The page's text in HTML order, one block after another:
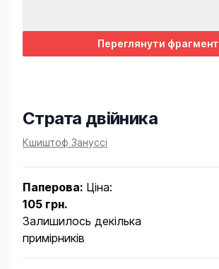
Переглянути фрагмент
Страта двійника
Product information
Кшиштоф Зануссі
Паперова: Ціна:
105 грн.
Залишилось декілька
примірників